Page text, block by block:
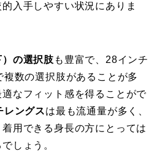
入手しやすい状況にありま
の選択肢 も豊富で、28インチ
複数の選択肢があることが多
なフィット感を得ることがで
レングスは最も流通量が多く、
用できる身長の方にとっては
しょう。